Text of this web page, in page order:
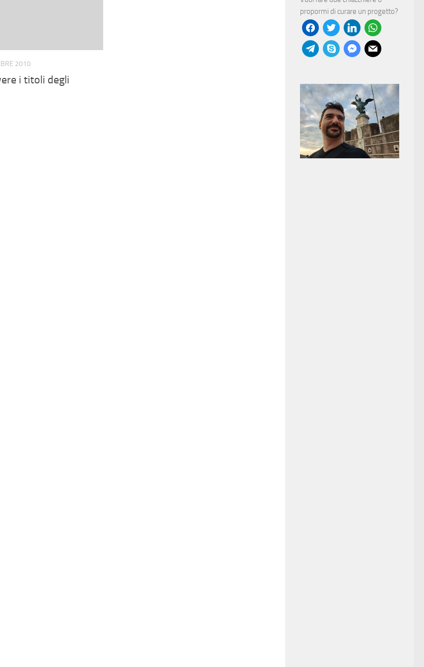
2010
i titoli degli
propormi di curare un progetto?
facebooktwitter linkedinwhatsapp
telegramskype messenger
mail